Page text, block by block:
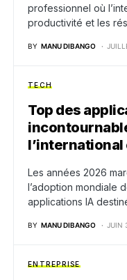
professionnel où
productivité et les
BY MANU DIBANGO
TECH
Top des
l’international
Les années 2026
l’adoption mondiale
applications IA
BY MANU DIBANGO JUIN
ENTREPRISE